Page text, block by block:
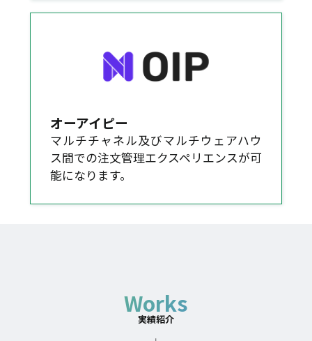
オーアイピー
マルチチャネル及びマルチウェアハウ
ス間での注文管理エクスペリエンスが可
能になります。
Works
実績紹介